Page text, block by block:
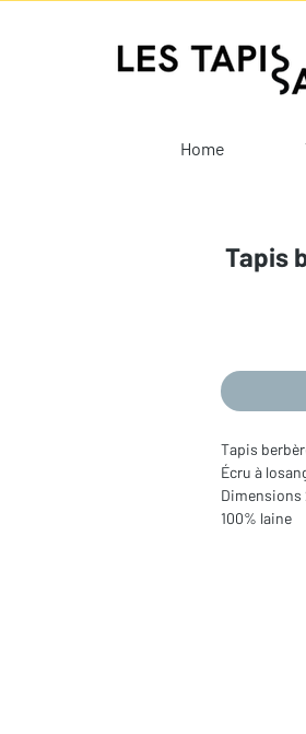
Home
Tapis
Tapis
Écru à
Dimensions
100% laine